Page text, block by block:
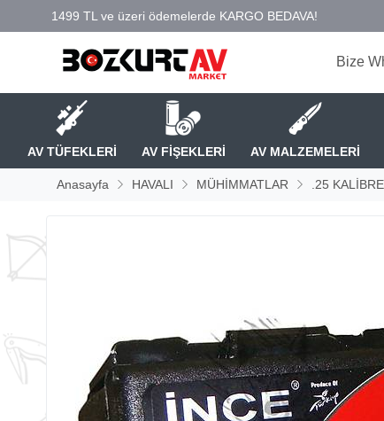
Bize
AV TÜFEKLERİ AV FİŞEKLERİ AV MALZEMELERİ
Anasayfa HAVALI MÜHİMMATLAR .25